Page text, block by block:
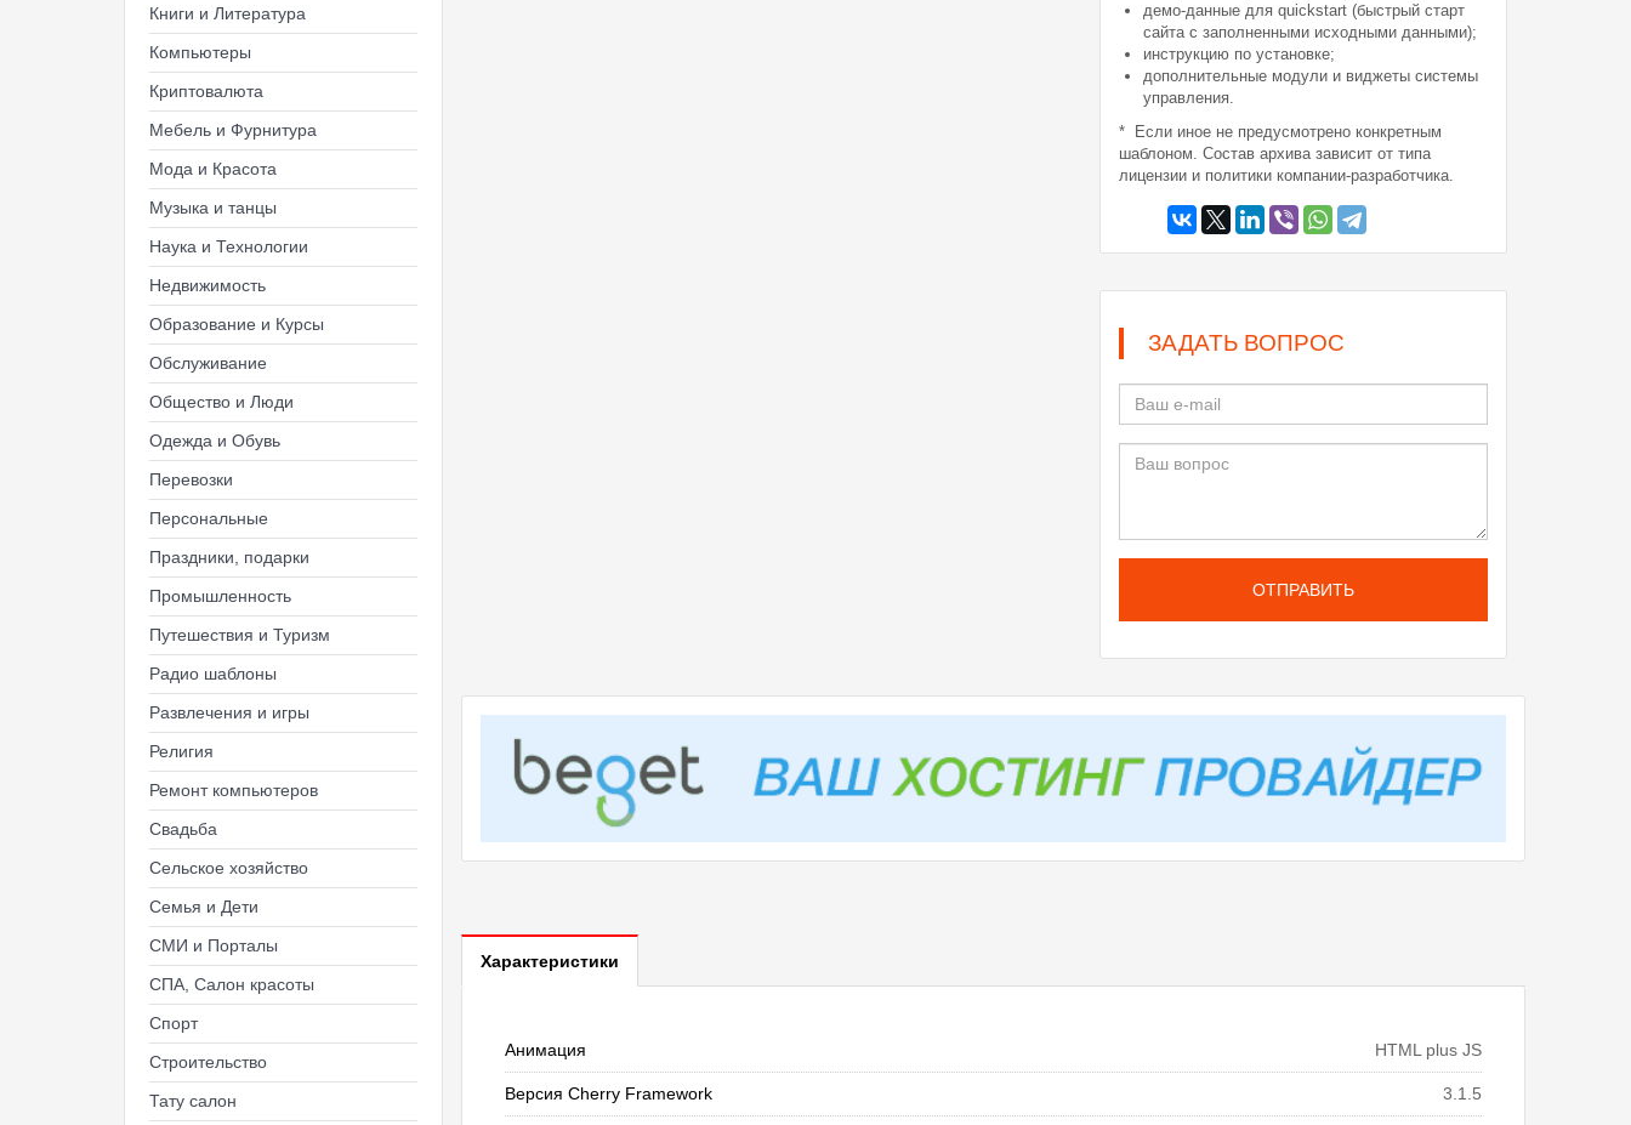
Книги и Литература
Компьютеры
Криптовалюта
Мебель и Фурнитура
Мода и Красота
Музыка и танцы
Наука и Технологии
Недвижимость
Образование и Курсы
Обслуживание
Общество и Люди
Одежда и Обувь
Перевозки
Персональные
Праздники, подарки
Промышленность
Путешествия и Туризм
Радио шаблоны
Развлечения и игры
Религия
Ремонт компьютеров
Свадьба
Сельское хозяйство
Семья и Дети
СМИ и Порталы
СПА, Салон красоты
Спорт
Строительство
Тату салон
демо-данные для quickstart (быстрый старт
сайта с заполненными исходными данными);
инструкцию по установке;
дополнительные модули и виджеты системы
управления.
* Если иное не предусмотрено конкретным
шаблоном. Состав архива зависит от типа
лицензии и политики компании-разработчика.
ЗАДАТЬ ВОПРОС
ОТПРАВИТЬ
Характеристики
Анимация HTML plus JS
Версия Cherry Framework 3.1.5